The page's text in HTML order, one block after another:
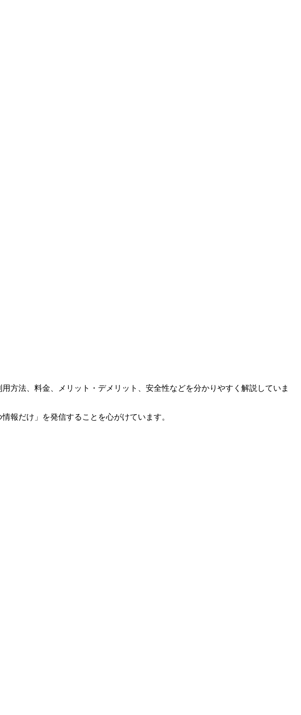
方法、料金、メリット・デメリット、安全性などを分かりやすく解説していま
報だけ」を発信することを心がけています。